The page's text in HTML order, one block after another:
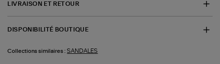
LIVRAISON ET RETOUR
DISPONIBILITÉ BOUTIQUE
Collections similaires : SANDALES